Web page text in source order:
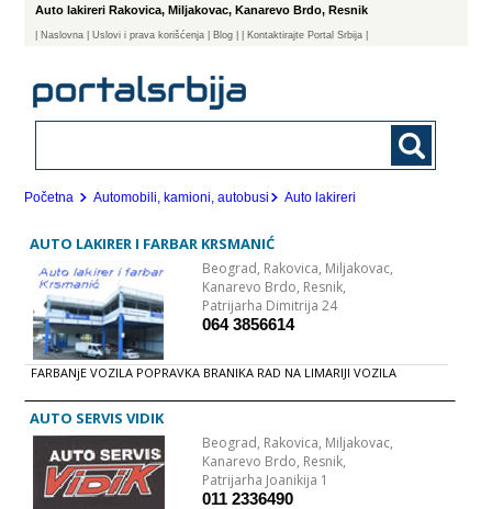
Auto lakireri Rakovica, Miljakovac, Kanarevo Brdo, Resnik
Naslovna | Uslovi i prava korišćenja Blog | Kontaktirajte Portal Srbija |
Početna Automobili, kamioni, autobusi Auto lakireri
AUTO LAKIRER I FARBAR KRSMANIĆ
Beograd, Rakovica, Miljakovac,
Kanarevo Brdo, Resnik,
Patrijarha Dimitrija 24
064 3856614
FARBANjE VOZILA POPRAVKA BRANIKA RAD NA LIMARIJI VOZILA
AUTO SERVIS VIDIK
Beograd, Rakovica, Miljakovac,
Kanarevo Brdo, Resnik,
Patrijarha Joanikija 1
011 2336490